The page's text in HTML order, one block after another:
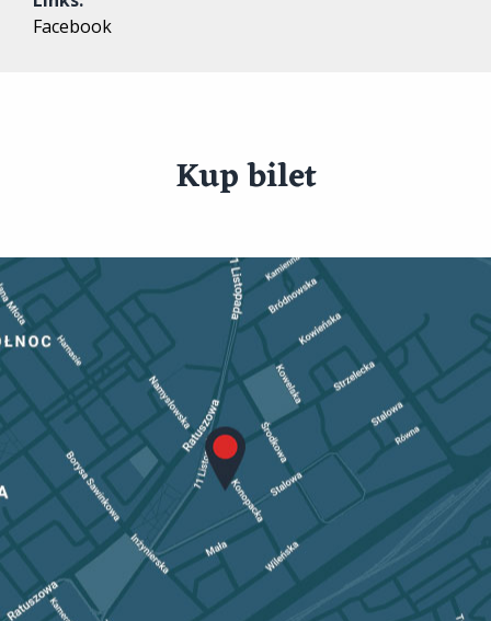
Facebook
Kup bilet